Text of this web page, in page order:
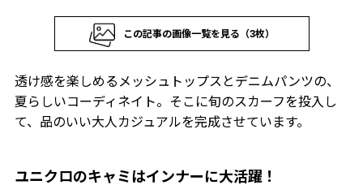
この記事の画像一覧を見る（3枚）
透け感を楽しめるメッシュトップスとデニムパンツの、
夏らしいコーディネイト。そこに旬のスカーフを投入し
て、品のいい大人カジュアルを完成させています。
ユニクロのキャミはインナーに大活躍！